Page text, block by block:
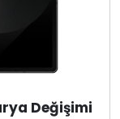
Değişimi